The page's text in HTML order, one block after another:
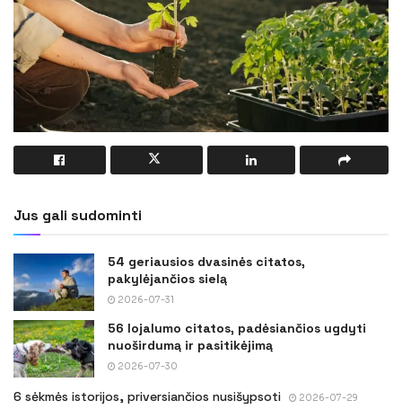
Jus gali sudominti
54 geriausios dvasinės citatos,
pakylėjančios sielą
2026-07-31
56 lojalumo citatos, padėsiančios ugdyti
nuoširdumą ir pasitikėjimą
2026-07-30
6 sėkmės istorijos, priversiančios nusišypsoti 2026-07-29